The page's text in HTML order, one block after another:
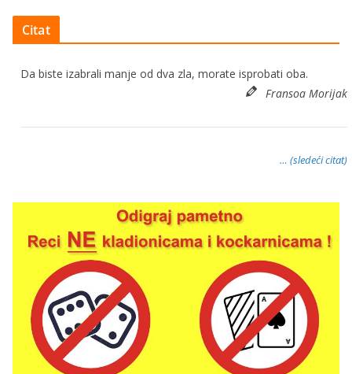
Citat
Da biste izabrali manje od dva zla, morate isprobati oba.
Fransoa Morijak
… (sledeći citat)